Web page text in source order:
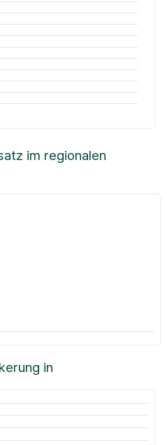
in
im regionalen